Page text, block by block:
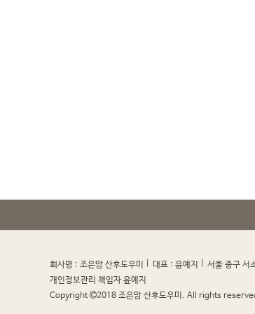
회사명 : 조은맘 산후도우미 대표 : 윤예지 서울 중구 서
개인정보관리 책임자 윤예지
Copyright
2018 조은맘 산후도우미. All rights